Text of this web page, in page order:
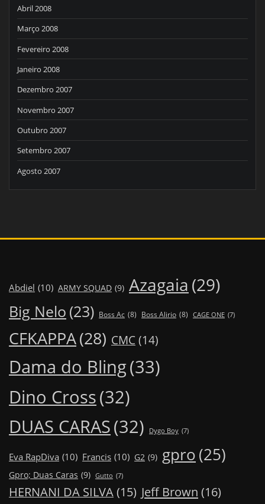
Abril 2008
Março 2008
Fevereiro 2008
Janeiro 2008
Dezembro 2007
Novembro 2007
Outubro 2007
Setembro 2007
Agosto 2007
Abdiel (10) ARMY SQUAD (9) Azagaia (29)
Big Nelo (23) Boss Ac (8) Boss Alirio (8) CAGE ONE (7)
CFKAPPA(28) CMC (14)
Dama do Bling(33)
Dino Cross(32)
DUAS CARAS(32) Dygo Boy (7)
Eva RapDiva (10) Francis (10) G2 (9) gpro(25)
Gpro; Duas Caras (9) Gutto (7)
HERNANI DA SILVA(15) Jeff Brown (16)